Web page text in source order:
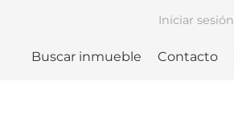
Buscar inmueble Contacto
Iniciar sesión